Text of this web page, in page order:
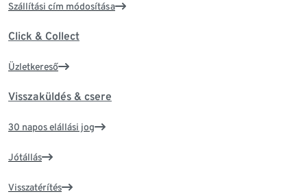
Szállítási cím módosítása
Click & Collect
Üzletkereső
Visszaküldés & csere
30 napos elállási jog
Jótállás
Visszatérítés